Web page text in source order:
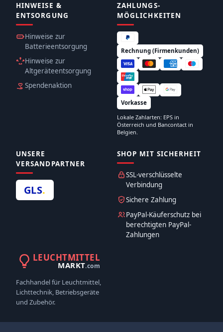
HINWEISE &
ENTSORGUNG
Hinweise zur
Batterieentsorgung
Hinweise zur
Altgeräteentsorgung
Spendenaktion
ZAHLUNGS­
MÖGLICHKEITEN
Rechnung (Firmenkunden)
Vorkasse
Lokale Zahlarten: EPS in
Österreich und Bancontact in
Belgien.
UNSERE
VERSANDPARTNER
GLS.
SHOP MIT SICHERHEIT
SSL-verschlüsselte
Verbindung
Sichere Zahlung
PayPal-Käuferschutz bei
berechtigten PayPal-
Zahlungen
LEUCHTMITTEL
MARKT.com
Fachhandel für Leuchtmittel,
Lichttechnik, Betriebsgeräte
und Zubehör.